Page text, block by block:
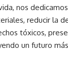
nos
reducir la
tóxicos,
un futuro